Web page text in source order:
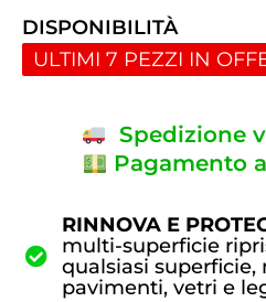
DISPONIBILITÀ
ULTIMI 7 PEZZI IN
Spedizione
Pagamento
RINNOVA E
multi-superficie
qualsiasi
pavimenti, vetri e